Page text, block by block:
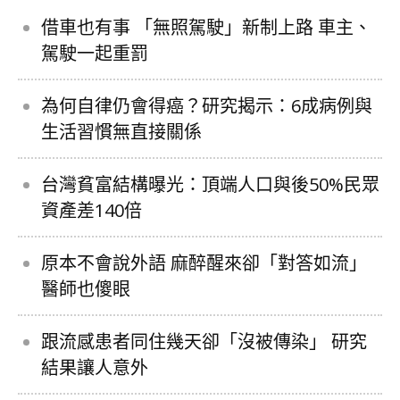
借車也有事 「無照駕駛」新制上路 車主、
駕駛一起重罰
為何自律仍會得癌？研究揭示：6成病例與
生活習慣無直接關係
台灣貧富結構曝光：頂端人口與後50%民眾
資產差140倍
原本不會說外語 麻醉醒來卻「對答如流」
醫師也傻眼
跟流感患者同住幾天卻「沒被傳染」 研究
結果讓人意外